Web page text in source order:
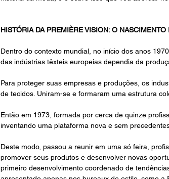
HISTÓRIA DA PREMIÈRE VISION: O NASCIMENTO
Dentro do contexto mundial, no início dos anos
das indústrias têxteis europeias dependia da
Para proteger suas empresas e produções, os
de tecidos. Uniram-se e formaram uma estrutura
Então em 1973, formada por cerca de quinze
inventando uma plataforma nova e sem
Deste modo, passou a reunir em uma só feira,
promover seus produtos e desenvolver novas
primeiro desenvolvimento coordenado de